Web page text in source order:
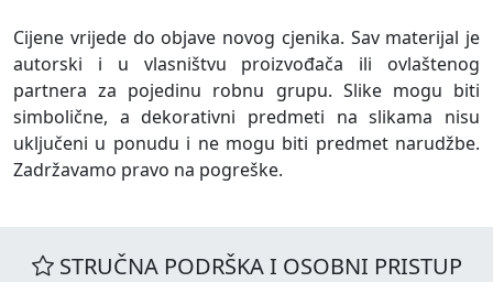
Cijene vrijede do objave novog cjenika. Sav materijal je
autorski i u vlasništvu proizvođača ili ovlaštenog
partnera za pojedinu robnu grupu. Slike mogu biti
simbolične, a dekorativni predmeti na slikama nisu
uključeni u ponudu i ne mogu biti predmet narudžbe.
Zadržavamo pravo na pogreške.
STRUČNA PODRŠKA I OSOBNI PRISTUP